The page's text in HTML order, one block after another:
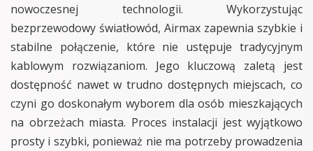
nowoczesnej technologii. Wykorzystując
bezprzewodowy światłowód, Airmax zapewnia szybkie i
stabilne połączenie, które nie ustępuje tradycyjnym
kablowym rozwiązaniom. Jego kluczową zaletą jest
dostępność nawet w trudno dostępnych miejscach, co
czyni go doskonałym wyborem dla osób mieszkających
na obrzeżach miasta. Proces instalacji jest wyjątkowo
prosty i szybki, ponieważ nie ma potrzeby prowadzenia